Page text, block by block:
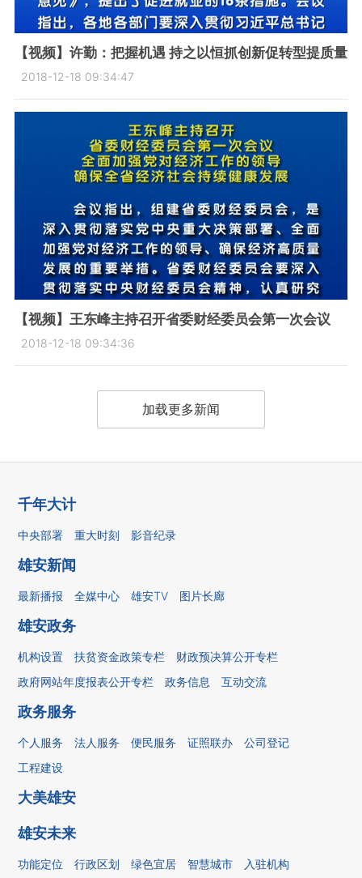
【视频】许勤：把握机遇 持之以恒抓创新促转型提质量
2018-12-18 09:34:47
【视频】王东峰主持召开省委财经委员会第一次会议
2018-12-18 09:34:36
加载更多新闻
千年大计
中央部署 重大时刻 影音纪录
雄安新闻
最新播报 全媒中心 雄安TV 图片长廊
雄安政务
机构设置 扶贫资金政策专栏
财政预决算公开专栏
政府网站年度报表公开专栏
政务信息 互动交流
政务服务
个人服务 法人服务 便民服务 证照联办
公司登记
工程建设
大美雄安
雄安未来
功能定位 行政区划 绿色宜居 智慧城市 入驻机构